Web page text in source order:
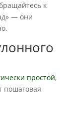
к
— они
простой,
пошаговая